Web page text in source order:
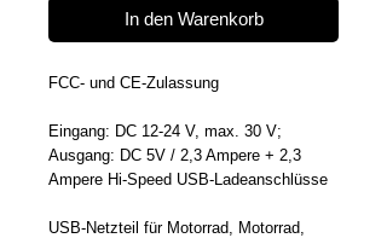
In den Warenkorb
FCC- und CE-Zulassung
Eingang: DC 12-24 V, max. 30 V;
Ausgang: DC 5V / 2,3 Ampere + 2,3
Ampere Hi-Speed USB-Ladeanschlüsse
USB-Netzteil für Motorrad, Motorrad,